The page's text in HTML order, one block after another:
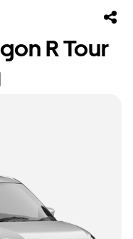
R Tour